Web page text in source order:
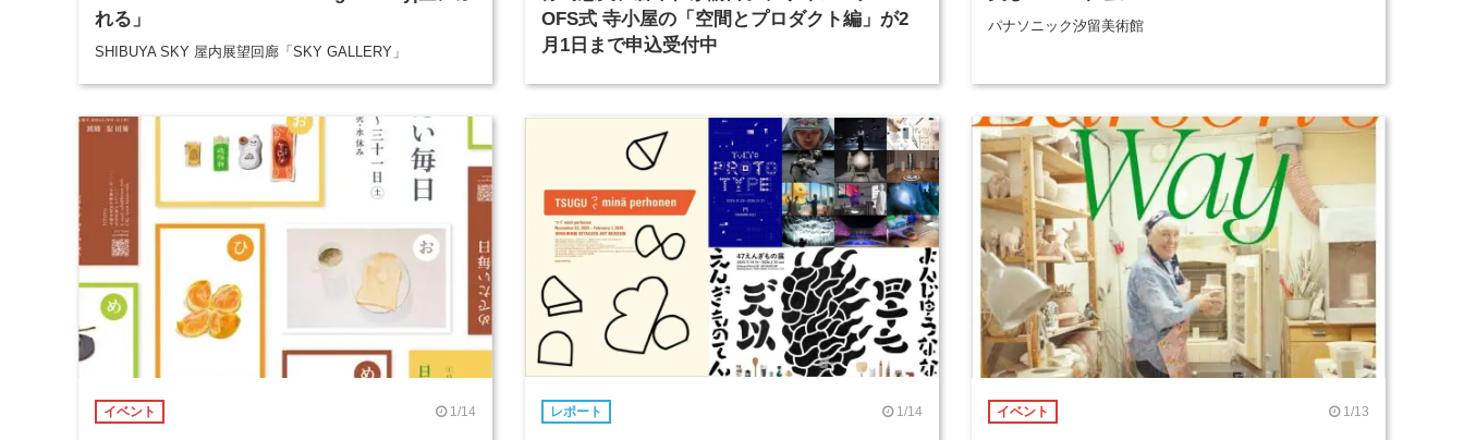
れる」
SHIBUYA SKY 屋内展望回廊「SKY GALLERY」
OFS式 寺小屋の「空間とプロダクト編」が2
月1日まで申込受付中
パナソニック汐留美術館
イベント 1/14 レポート 1/14 イベント 1/13